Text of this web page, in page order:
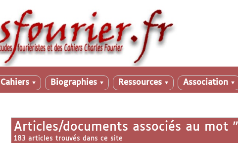
Cahiers ▼ Biographies ▼ Ressources ▼ Association ▼
Articles/documents associés au mot "
183 articles trouvés dans ce site